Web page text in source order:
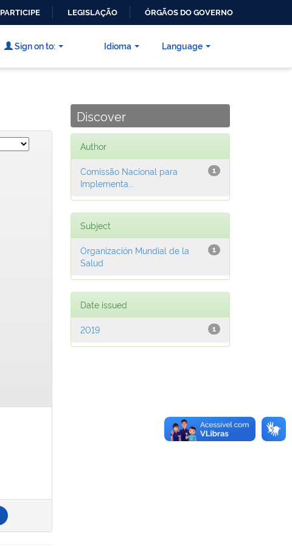
PARTICIPE LEGISLAÇÃO ÓRGÃOS DO GOVERNO
Language
Sign on to: Idioma
Discover
Author
1
Comissão Nacional para
Implementa...
Subject
1
Organización Mundial de la
Salud
Date issued
1
2019